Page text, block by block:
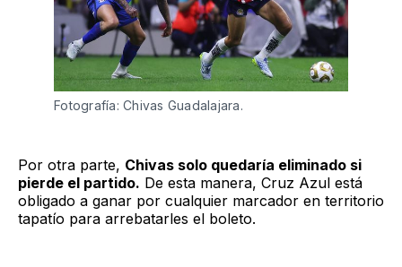
Fotografía: Chivas Guadalajara.
Por otra parte, Chivas solo quedaría eliminado si
pierde el partido. De esta manera, Cruz Azul está
obligado a ganar por cualquier marcador en territorio
tapatío para arrebatarles el boleto.